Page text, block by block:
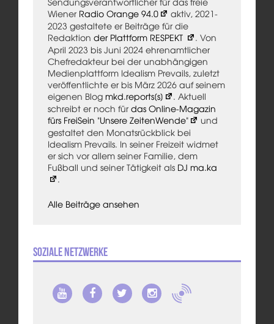
Wiener Radio Orange 94.0
aktiv, 2021-
2023 gestaltete er Beiträge für die
Redaktion der Plattform RESPEKT
. Von
April 2023 bis Juni 2024 ehrenamtlicher
Chefredakteur bei der unabhängigen
Medienplattform Idealism Prevails, zuletzt
veröffentlichte er bis März 2026 auf seinem
eigenen Blog mkd.reports[s]
. Aktuell
schreibt er noch für das Online-Magazin
fürs FreiSein "Unsere ZeitenWende"
und
gestaltet den Monatsrückblick bei
Idealism Prevails. In seiner Freizeit widmet
er sich vor allem seiner Familie, dem
Fußball und seiner Tätigkeit als DJ ma.ka
.
Alle Beiträge ansehen
Soziale Netzwerke